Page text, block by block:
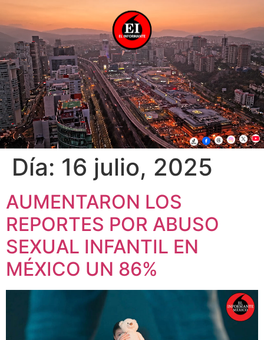
Día: 16 julio, 2025
AUMENTARON LOS
REPORTES POR ABUSO
SEXUAL INFANTIL EN
MÉXICO UN 86%